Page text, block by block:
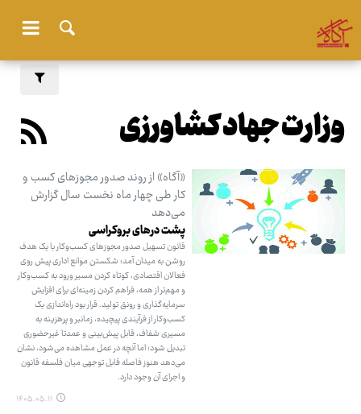
وزارت جهاد کشاورزی
«آگاه» از روند صدور مجوزهای کسب و
کار طی چهار ماه نخست سال گزارش
می‌دهد
پشت درهای بروکراسی
قانون تسهیل صدور مجوزهای کسب‌وکار با یک هدف
روشن به میدان آمد؛ شکستن موانع اداری پیش روی
فعالان اقتصادی، کوتاه کردن مسیر ورود به کسب‌وکار
و مهم‌تر از همه، فراهم کردن زمینه‌ای برای افزایش
سرمایه‌گذاری و رونق تولید. قرار بود راه‌اندازی یک
کسب‌وکار از فرآیندی پیچیده، زمانبر و پرهزینه به
مسیری شفاف، قابل پیش‌بینی و عمدتا غیرحضوری
تبدیل شود؛ اما آنچه در عمل مشاهده می‌شود، نشان
می‌دهد هنوز فاصله قابل توجهی میان فلسفه قانون
و اجرای آن وجود دارد.
۱۴۰۵.۰۵.۱۱